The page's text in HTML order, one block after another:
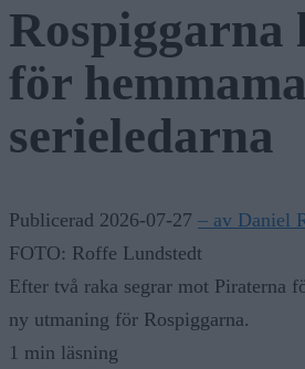
Rospiggarna
för
serieledarna
Publicerad 2026-07-27 – av Daniel
FOTO: Roffe Lundstedt
Efter två raka segrar mot Piraterna
ny utmaning för Rospiggarna.
1 min läsning